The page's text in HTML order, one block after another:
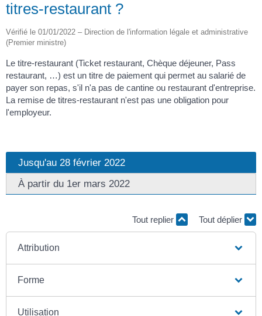
titres-restaurant ?
Vérifié le 01/01/2022 – Direction de l'information légale et administrative
(Premier ministre)
Le titre-restaurant (Ticket restaurant, Chèque déjeuner, Pass
restaurant, …) est un titre de paiement qui permet au salarié de
payer son repas, s'il n'a pas de cantine ou restaurant d'entreprise.
La remise de titres-restaurant n'est pas une obligation pour
l'employeur.
Jusqu'au 28 février 2022
À partir du 1er mars 2022
Tout replier Tout déplier
Attribution
Forme
Utilisation